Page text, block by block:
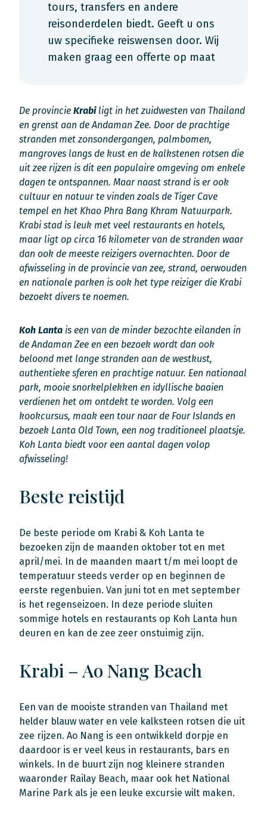
tours, transfers en andere
reisonderdelen biedt. Geeft u ons
uw specifieke reiswensen door. Wij
maken graag een offerte op maat
De provincie Krabiligt in het zuidwesten van Thailand
en grenst aan de Andaman Zee. Door de prachtige
stranden met zonsondergangen, palmbomen,
mangroves langs de kust en de kalkstenen rotsen die
uit zee rijzen is dit een populaire omgeving om enkele
dagen te ontspannen. Maar naast strand is er ook
cultuur en natuur te vinden zoals de Tiger Cave
tempel en het Khao Phra Bang Khram Natuurpark.
Krabi stad is leuk met veel restaurants en hotels,
maar ligt op circa 16 kilometer van de stranden waar
dan ook de meeste reizigers overnachten. Door de
afwisseling in de provincie van zee, strand, oerwouden
en nationale parken is ook het type reiziger die Krabi
bezoekt divers te noemen.
Koh Lanta is een van de minder bezochte eilanden in
de Andaman Zee en een bezoek wordt dan ook
beloond met lange stranden aan de westkust,
authentieke sferen en prachtige natuur. Een nationaal
park, mooie snorkelplekken en idyllische baaien
verdienen het om ontdekt te worden. Volg een
kookcursus, maak een tour naar de Four Islands en
bezoek Lanta Old Town, een nog traditioneel plaatsje.
Koh Lanta biedt voor een aantal dagen volop
afwisseling!
Beste reistijd
De beste periode om Krabi & Koh Lanta te
bezoeken zijn de maanden oktober tot en met
april/mei. In de maanden maart t/m mei loopt de
temperatuur steeds verder op en beginnen de
eerste regenbuien. Van juni tot en met september
is het regenseizoen. In deze periode sluiten
sommige hotels en restaurants op Koh Lanta hun
deuren en kan de zee zeer onstuimig zijn.
Krabi – Ao Nang Beach
Een van de mooiste stranden van Thailand met
helder blauw water en vele kalksteen rotsen die uit
zee rijzen. Ao Nang is een ontwikkeld dorpje en
daardoor is er veel keus in restaurants, bars en
winkels. In de buurt zijn nog kleinere stranden
waaronder Railay Beach, maar ook het National
Marine Park als je een leuke excursie wilt maken.